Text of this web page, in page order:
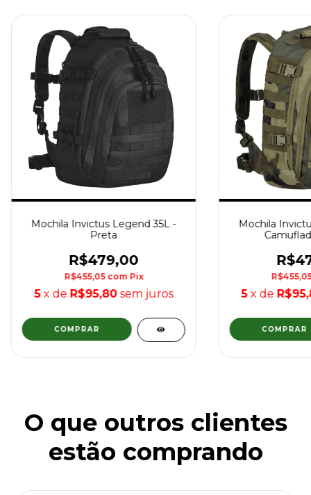
Mochila Invictus Legend 35L -
Preta
R$479,00
R$455,05 com Pix
5 x de R$95,80 sem juros
Mochila
5 x de
O que outros clientes
estão comprando